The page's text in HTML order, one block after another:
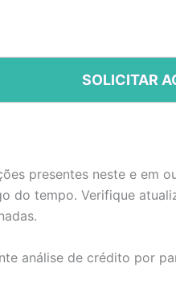
SOLICITAR
presentes neste e em
do tempo. Verifique
análise de crédito por